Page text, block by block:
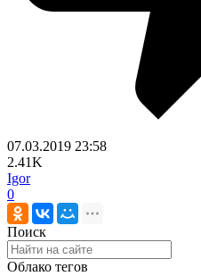
07.03.2019 23:58
2.41K
Igor
0
Поиск
Облако тегов